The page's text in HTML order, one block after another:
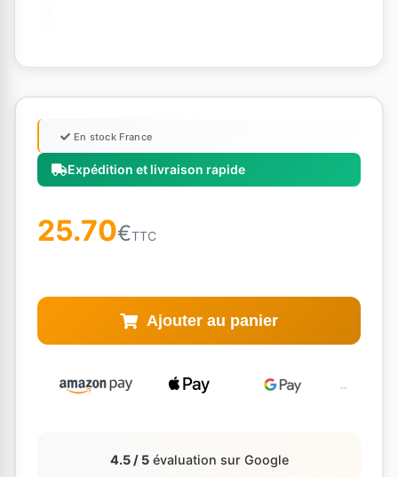
Expédition et livraison rapide
En stock France
25.70€TTC
Ajouter au panier
4.5 / 5évaluation sur Google